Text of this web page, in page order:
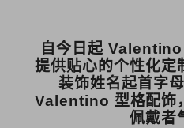
自今日起
提供贴心的个性化定
装饰姓名起首字
Valentino 型格配饰
佩戴者